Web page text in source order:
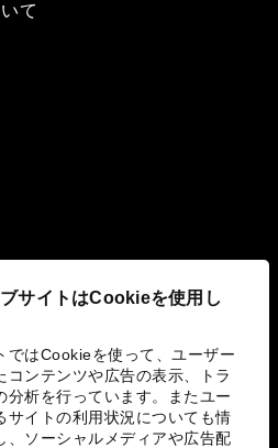
サイトはCookieを使用し
ではCookieを使って、ユーザー
コンテンツや広告の表示、トラ
分析を行っています。またユー
サイトの利用状況についても情
、ソーシャルメディアや広告配
て
組み